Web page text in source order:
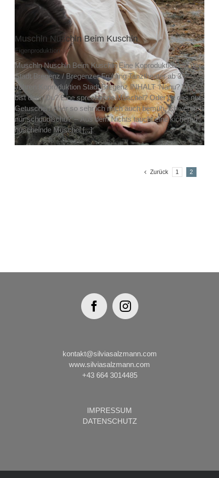
Muschln Nuschln Beim Kuschln
Eigenproduktion
Muschln Nuschln Beim Kuschln Eine Koproduktion mit der
Stadt Bregenz / Bregenzer Frühling Tanztheater ab 3
Jahren Koproduktion Stadt Bregenz INHALT ‘Nanu? Wer
bist denn Du? Eine sprechende Muschel? Oder ist das nur
Getuschel? Aber so sehr ich mich auch bemüh, ich versteh
nur schdüdlschü?’ – Aus dem Nichts taucht eine kichernd
nuschelnde Muschel [...]
Zurück 1 2
kontakt@silviasalzmann.com
www.silviasalzmann.com
+43 664 3014485
IMPRESSUM
DATENSCHUTZ